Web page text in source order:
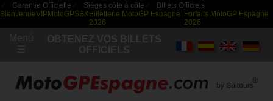
Garantie Officielle Sièges côte à côte
Billets Officiels
BienvenueVIP MotoGPSBKBilletterie MotoGP Espagne
2026
Forfaits MotoGP Espagne
2026